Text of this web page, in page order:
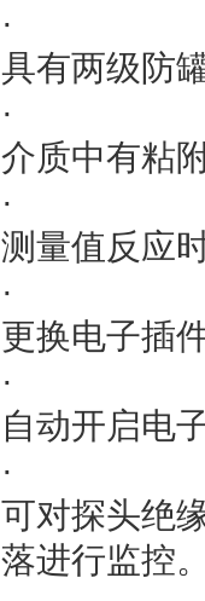
·
具有两级防
·
介质中有粘
·
测量值反应
·
更换电子插
·
自动开启电
·
可对探头绝
落进行监控